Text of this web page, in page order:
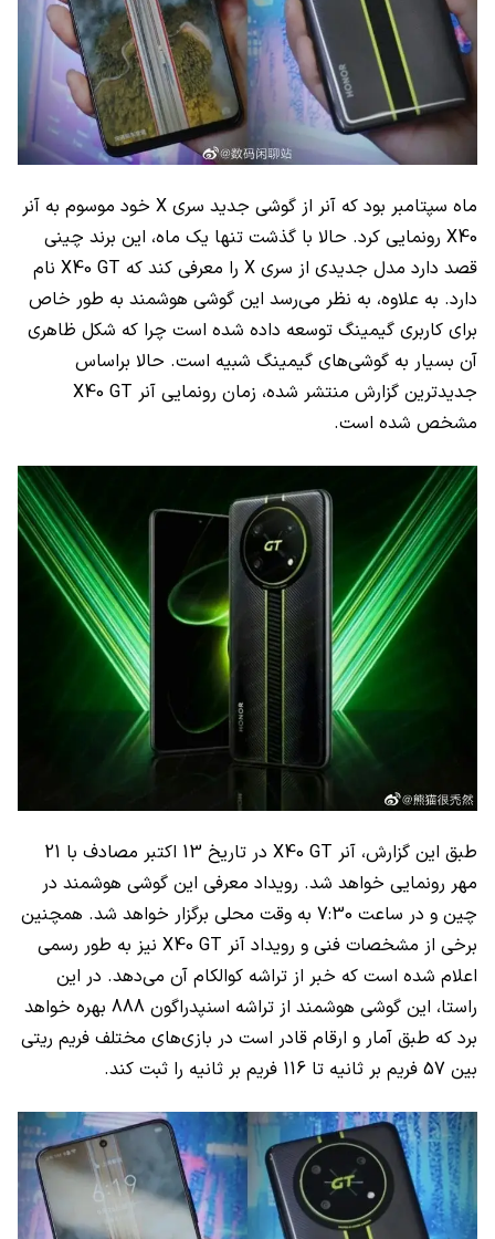
ماه سپتامبر بود که آنر از گوشی جدید سری X خود موسوم به آنر
X40 رونمایی کرد. حالا با گذشت تنها یک ماه، این برند چینی
قصد دارد مدل جدیدی از سری X را معرفی کند که X40 GT نام
دارد. به علاوه، به نظر می‌رسد این گوشی هوشمند به طور خاص
برای کاربری گیمینگ توسعه داده شده است چرا که شکل ظاهری
آن بسیار به گوشی‌های گیمینگ شبیه است. حالا براساس
جدیدترین گزارش منتشر شده، زمان رونمایی آنر X40 GT
مشخص شده است.
طبق این گزارش، آنر X40 GT
در تاریخ 13 اکتبر مصادف با 21
مهر رونمایی خواهد شد. رویداد معرفی این گوشی هوشمند در
چین و در ساعت 7:30 به وقت محلی برگزار خواهد شد. همچنین
برخی از مشخصات فنی و رویداد آنر X40 GT نیز به طور رسمی
اعلام شده است که خبر از تراشه کوالکام آن می‌دهد. در این
راستا، این گوشی هوشمند از تراشه اسنپدراگون 888 بهره خواهد
برد که طبق آمار و ارقام قادر است در بازی‌های مختلف فریم ریتی
بین 57 فریم بر ثانیه تا 116 فریم بر ثانیه را ثبت کند.